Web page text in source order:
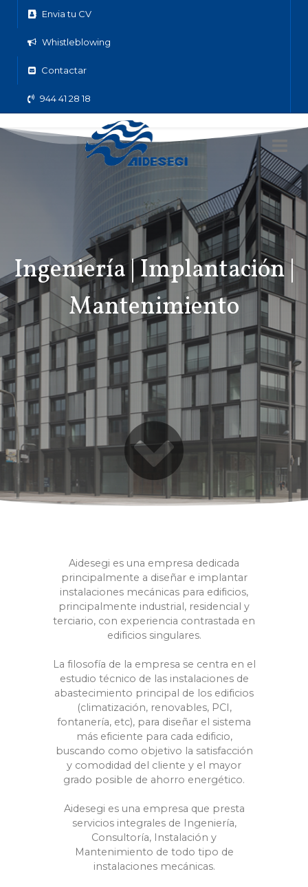
Envia tu CV
Whistleblowing
Contactar
944 41 28 18
Ingeniería | Implantación |
Mantenimiento
Aidesegi es una empresa dedicada
principalmente a diseñar e implantar
instalaciones mecánicas para edificios,
principalmente industrial, residencial y
terciario, con experiencia contrastada en
edificios singulares.
La filosofía de la empresa se centra en el
estudio técnico de las instalaciones de
abastecimiento principal de los edificios
(climatización, renovables, PCI,
fontanería, etc), para diseñar el sistema
más eficiente para cada edificio,
buscando como objetivo la satisfacción
y comodidad del cliente y el mayor
grado posible de ahorro energético.
Aidesegi es una empresa que presta
servicios integrales de Ingeniería,
Consultoría, Instalación y
Mantenimiento de todo tipo de
instalaciones mecánicas.